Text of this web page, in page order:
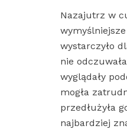
Nazajutrz w
wystarczyło
nie
wyglądały
mogła
przedłużyła
najbardziej